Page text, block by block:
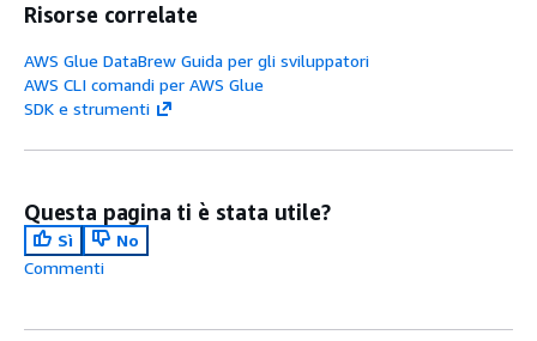
Risorse correlate
AWS Glue DataBrew Guida per gli sviluppatori
AWS CLI comandi per AWS Glue
SDK e strumenti
Questa pagina ti è stata utile?
Sì
No
Commenti